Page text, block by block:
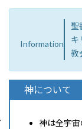
Information
聖
キ
教
神について
神は全宇